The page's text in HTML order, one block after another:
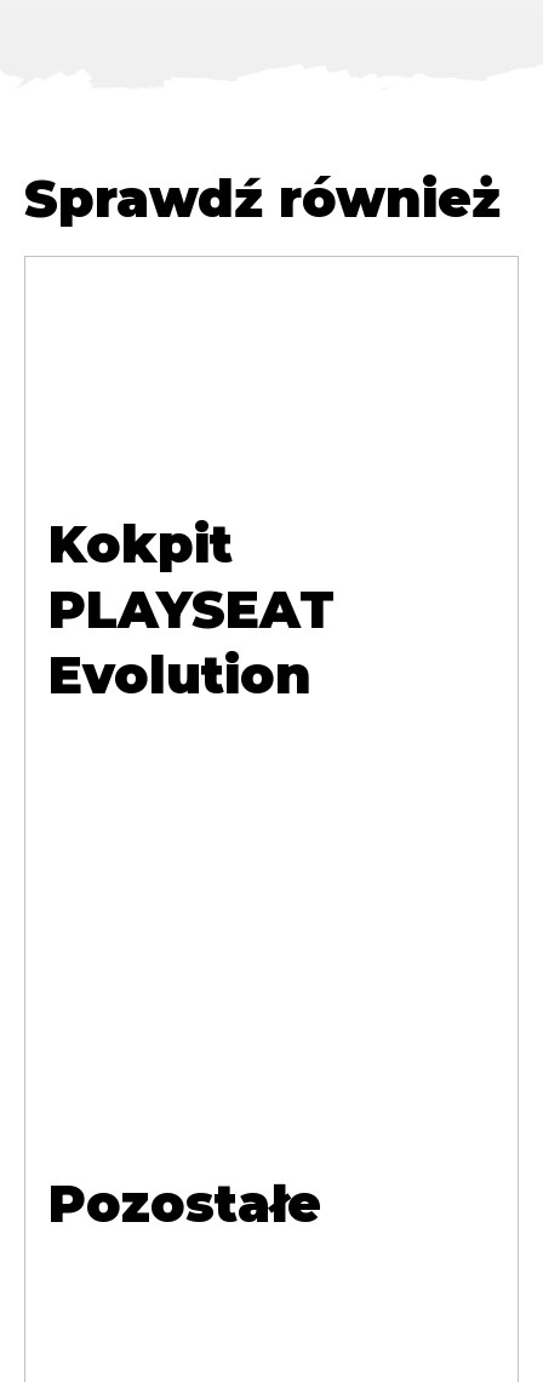
Sprawdź również
Kokpit
PLAYSEAT
Evolution
Pozostałe